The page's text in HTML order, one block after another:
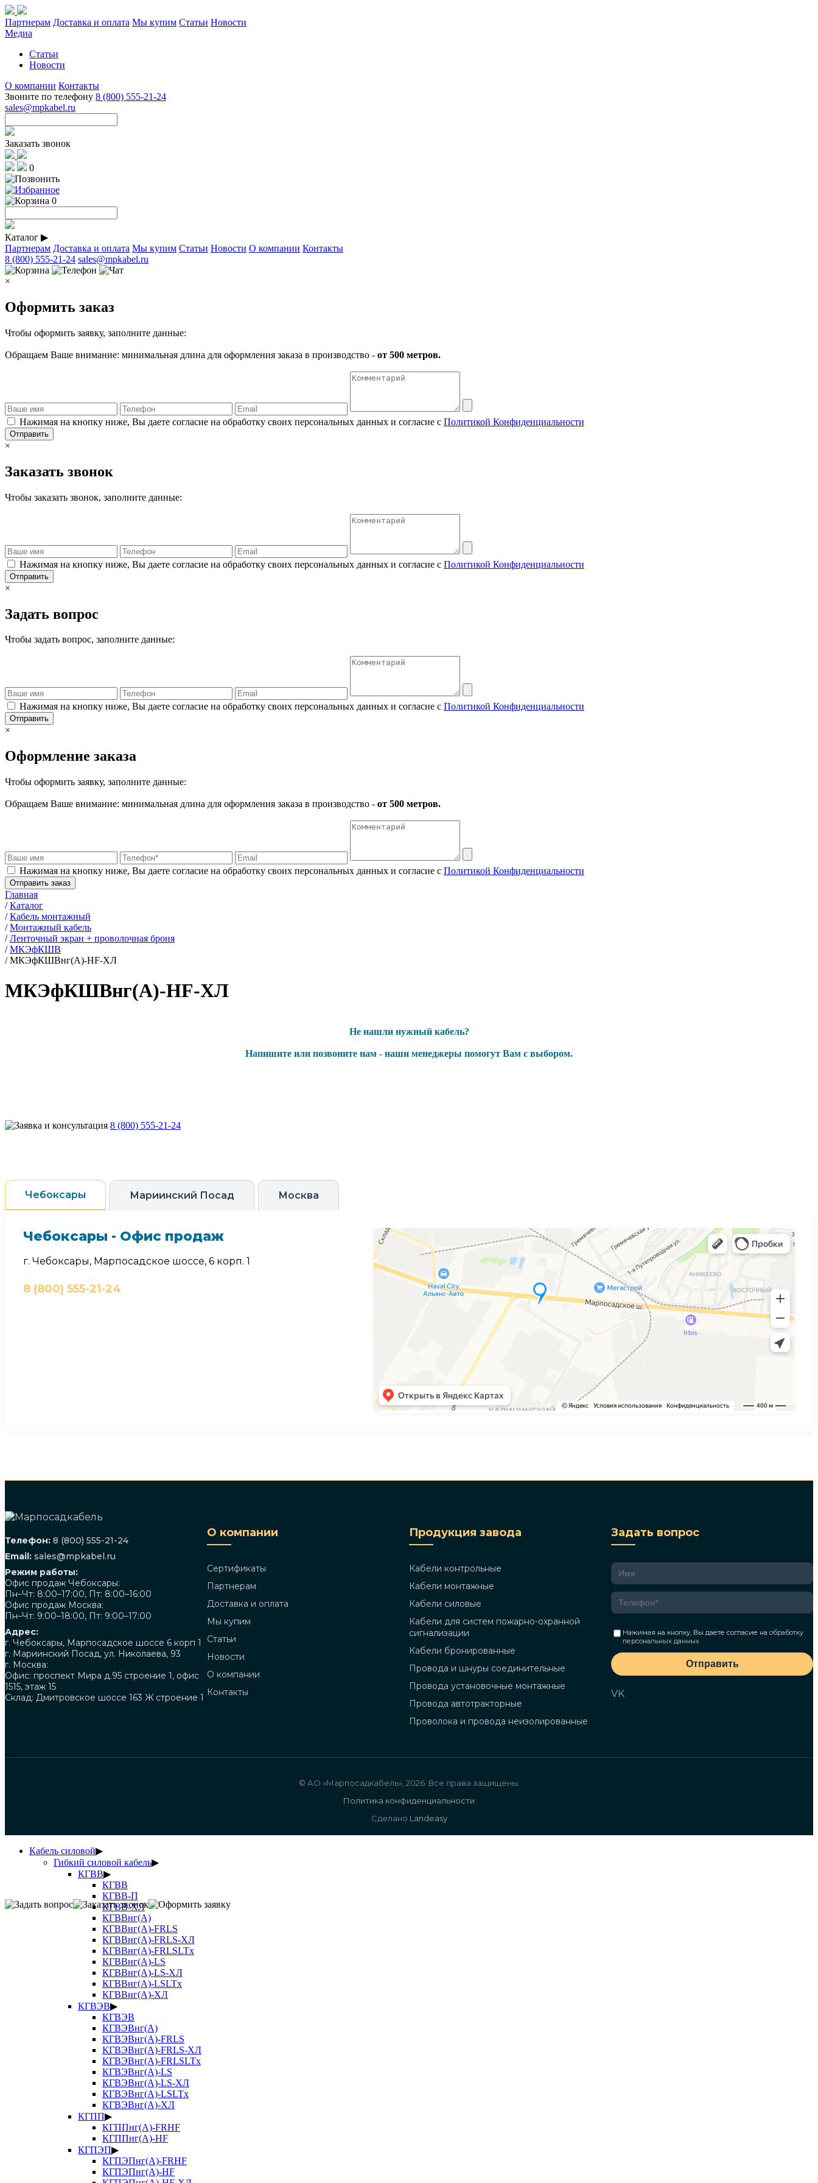
Партнерам Доставка и оплата Мы купим Статьи Новости
Медиа
Статьи
Новости
О компании Контакты
Звоните по телефону 8 (800) 555-21-24
sales@mpkabel.ru
Заказать звонок
0
0
Каталог ▶
Партнерам Доставка и оплата Мы купим Статьи Новости О компании Контакты
8 (800) 555-21-24 sales@mpkabel.ru
×
Оформить заказ
Чтобы оформить заявку, заполните данные:
Обращаем Ваше внимание: минимальная длина для оформления заказа в производство - от 500 метров.
Нажимая на кнопку ниже, Вы даете согласие на обработку своих персональных данных и согласие с Политикой Конфиденциальности
Отправить
×
Заказать звонок
Чтобы заказать звонок, заполните данные:
Нажимая на кнопку ниже, Вы даете согласие на обработку своих персональных данных и согласие с Политикой Конфиденциальности
Отправить
×
Задать вопрос
Чтобы задать вопрос, заполните данные:
Нажимая на кнопку ниже, Вы даете согласие на обработку своих персональных данных и согласие с Политикой Конфиденциальности
Отправить
×
Оформление заказа
Чтобы оформить заявку, заполните данные:
Обращаем Ваше внимание: минимальная длина для оформления заказа в производство - от 500 метров.
Нажимая на кнопку ниже, Вы даете согласие на обработку своих персональных данных и согласие с Политикой Конфиденциальности
Отправить заказ
Главная
/Каталог
/Кабель монтажный
/Монтажный кабель
/Ленточный экран + проволочная броня
/МКЭфКШВ
/МКЭфКШВнг(А)-HF-ХЛ
МКЭфКШВнг(А)-HF-ХЛ
Не нашли нужный кабель?
Напишите или позвоните нам - наши менеджеры помогут Вам с выбором.
8 (800) 555-21-24
Чебоксары Мариинский Посад Москва
Чебоксары - Офис продаж
г. Чебоксары, Марпосадское шоссе, 6 корп. 1
8 (800) 555-21-24
Телефон: 8 (800) 555-21-24
Email: sales@mpkabel.ru
Режим работы:
Офис продаж Чебоксары:
Пн–Чт: 8:00–17:00, Пт: 8:00–16:00
Офис продаж Москва:
Пн–Чт: 9:00–18:00, Пт: 9:00–17:00
Адрес:
г. Чебоксары, Марпосадское шоссе 6 корп 1
г. Мариинский Посад, ул. Николаева, 93
г. Москва:
Офис: проспект Мира д.95 строение 1, офис
1515, этаж 15
Склад: Дмитровское шоссе 163 Ж строение 1
О компании
Сертификаты
Партнерам
Доставка и оплата
Мы купим
Статьи
Новости
О компании
Контакты
Продукция завода
Кабели контрольные
Кабели монтажные
Кабели силовые
Кабели для систем пожарно-охранной
сигнализации
Кабели бронированные
Провода и шнуры соединительные
Провода установочные монтажные
Провода автотракторные
Проволока и провода неизолированные
Задать вопрос
Нажимая на кнопку, Вы даете согласие на обработку
персональных данных
Отправить
VK
© АО «Марпосадкабель», 2026. Все права защищены.
Политика конфиденциальности
Сделано Landeasy
Кабель силовой▶
Гибкий силовой кабель▶
КГВВ▶
КГВВ
КГВВ-П
КГВВ-ХЛ
КГВВнг(А)
КГВВнг(А)-FRLS
КГВВнг(А)-FRLS-ХЛ
КГВВнг(А)-FRLSLTx
КГВВнг(А)-LS
КГВВнг(А)-LS-ХЛ
КГВВнг(А)-LSLTx
КГВВнг(А)-ХЛ
КГВЭВ▶
КГВЭВ
КГВЭВнг(А)
КГВЭВнг(А)-FRLS
КГВЭВнг(А)-FRLS-ХЛ
КГВЭВнг(А)-FRLSLTx
КГВЭВнг(А)-LS
КГВЭВнг(А)-LS-ХЛ
КГВЭВнг(А)-LSLTx
КГВЭВнг(А)-ХЛ
КГПП▶
КГППнг(А)-FRHF
КГППнг(А)-HF
КГПЭП▶
КГПЭПнг(А)-FRHF
КГПЭПнг(А)-HF